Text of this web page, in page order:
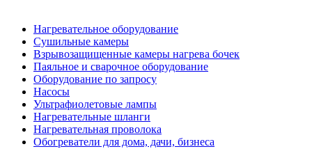
Нагревательное оборудование
Сушильные камеры
Взрывозащищенные камеры нагрева бочек
Паяльное и сварочное оборудование
Оборудование по запросу
Насосы
Ультрафиолетовые лампы
Нагревательные шланги
Нагревательная проволока
Обогреватели для дома, дачи, бизнеса